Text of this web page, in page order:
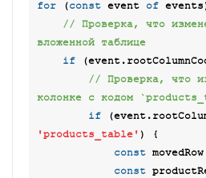
for (const event of
// Проверка, что
вложенной таблице
if
// Проверка, что
колонке с кодом
if
'products_table' ) {
const
const